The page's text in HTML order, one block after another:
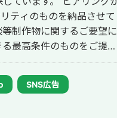
ティのものを納品させて
制作物に関するご要望に
最高条件のものをご提案
よろしくお願いいたしま
SNS広告